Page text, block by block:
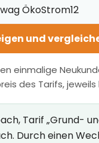
ÖkoStrom12
und
einmalige
des Tarifs, jeweils
Tarif „Grund-
Durch einen